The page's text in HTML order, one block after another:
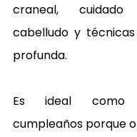
craneal,
cabelludo y
profunda.
Es ideal como
cumpleaños porque